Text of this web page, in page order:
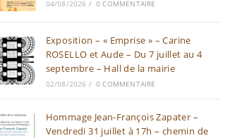
04/08/2026 / 0 COMMENTAIRE
Exposition – « Emprise » – Carine
ROSELLO et Aude – Du 7 juillet au 4
septembre – Hall de la mairie
02/08/2026 / 0 COMMENTAIRE
Hommage Jean-François Zapater –
Vendredi 31 juillet à 17h – chemin de